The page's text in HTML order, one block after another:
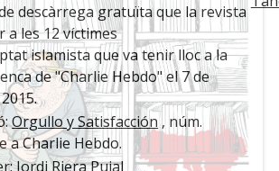
descàrrega gratuïta que la revista
a les 12 víctimes
islamista que va tenir lloc a la
de "Charlie Hebdo" el 7 de
Orgullo y Satisfacción , núm.
a Charlie Hebdo.
Jordi Riera Pujal